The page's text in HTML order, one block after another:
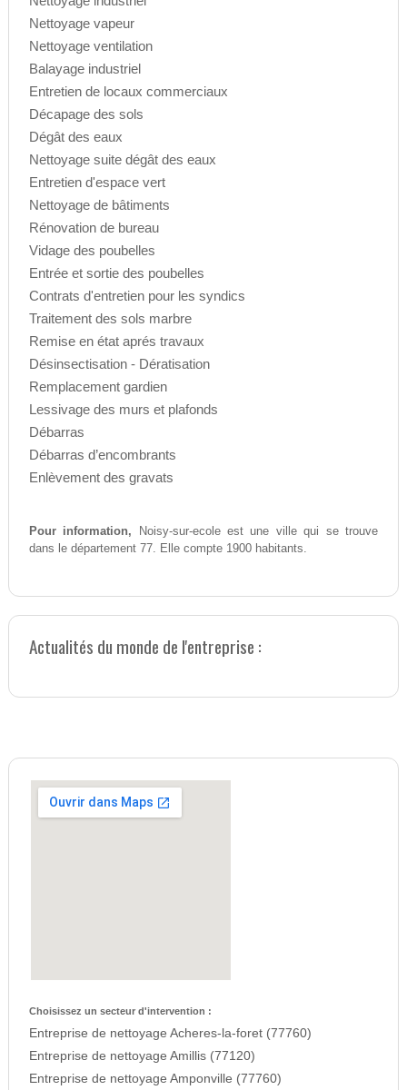
Nettoyage vapeur
Nettoyage ventilation
Balayage industriel
Entretien de locaux commerciaux
Décapage des sols
Dégât des eaux
Nettoyage suite dégât des eaux
Entretien d'espace vert
Nettoyage de bâtiments
Rénovation de bureau
Vidage des poubelles
Entrée et sortie des poubelles
Contrats d'entretien pour les syndics
Traitement des sols marbre
Remise en état aprés travaux
Désinsectisation - Dératisation
Remplacement gardien
Lessivage des murs et plafonds
Débarras
Débarras d’encombrants
Enlèvement des gravats
Pour information, Noisy-sur-ecole est une ville qui se trouve
dans le département 77. Elle compte 1900 habitants.
Actualités du monde de l'entreprise :
Choisissez un secteur d'intervention :
Entreprise de nettoyage Acheres-la-foret (77760)
Entreprise de nettoyage Amillis (77120)
Entreprise de nettoyage Amponville (77760)